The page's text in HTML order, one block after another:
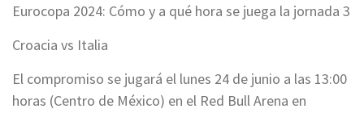
Eurocopa 2024: Cómo y a qué hora se juega la jornada 3
Croacia vs Italia
El compromiso se jugará el lunes 24 de junio a las 13:00
horas (Centro de México) en el Red Bull Arena en